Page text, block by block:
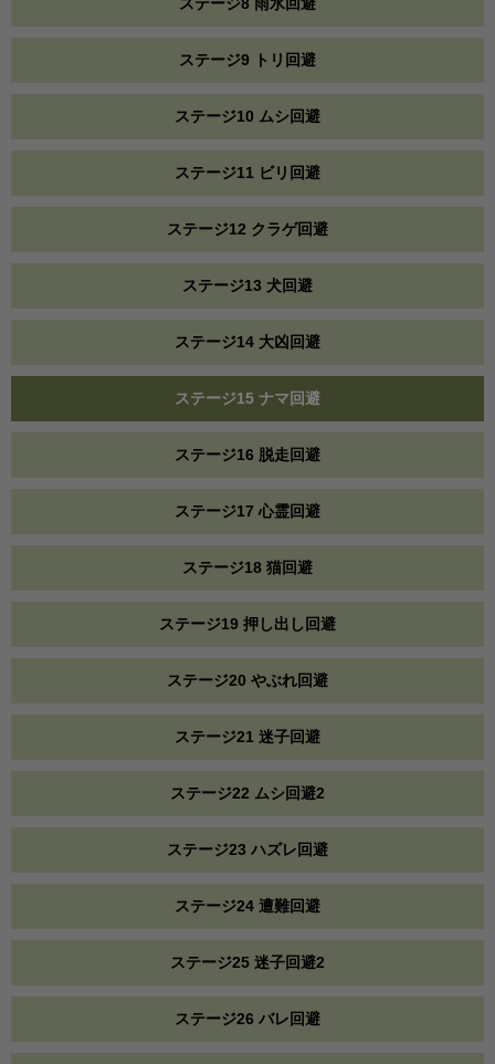
ステージ9 トリ回避
ステージ10 ムシ回避
ステージ11 ビリ回避
ステージ12 クラゲ回避
ステージ13 犬回避
ステージ14 大凶回避
ステージ15 ナマ回避
ステージ16 脱走回避
ステージ17 心霊回避
ステージ18 猫回避
ステージ19 押し出し回避
ステージ20 やぶれ回避
ステージ21 迷子回避
ステージ22 ムシ回避2
ステージ23 ハズレ回避
ステージ24 遭難回避
ステージ25 迷子回避2
ステージ26 バレ回避